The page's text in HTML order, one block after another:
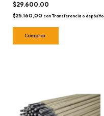
$29.600,00
$25.160,00 con Transferencia o depósito